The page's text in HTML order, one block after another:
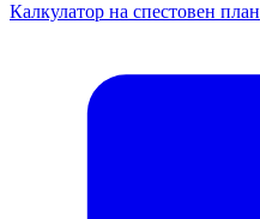
Калкулатор на спестовен план